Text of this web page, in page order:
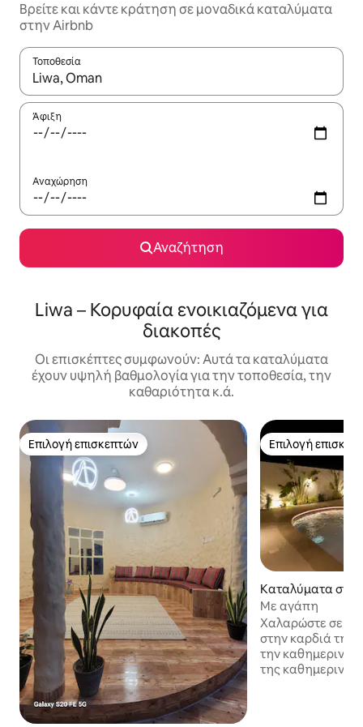
Βρείτε και κάντε κράτηση σε μοναδικά καταλύματα
στην Airbnb
Τοποθεσία
Όταν τα αποτελέσματα είναι διαθέσιμα, μπορείτε να
Άφιξη
Αναχώρηση
Αναζήτηση
Liwa – Κορυφαία ενοικιαζόμενα για
διακοπές
Οι επισκέπτες συμφωνούν: Αυτά τα καταλύματα
έχουν υψηλή βαθμολογία για την τοποθεσία, την
καθαριότητα κ.ά.
Επιλογή επισκεπτών
Επιλογή επισκεπτών Επιλογή
Επιλογή
Καταλύματα
ut
Με αγάπη
Χαλαρώστε σε
στην καρδιά της
την καθημερινή
της